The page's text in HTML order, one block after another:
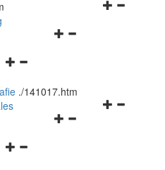
Navigationsmenü
Navigationsmenü
und
schließen
./141017.htm
Navigationsmenü
Navigationsmenü